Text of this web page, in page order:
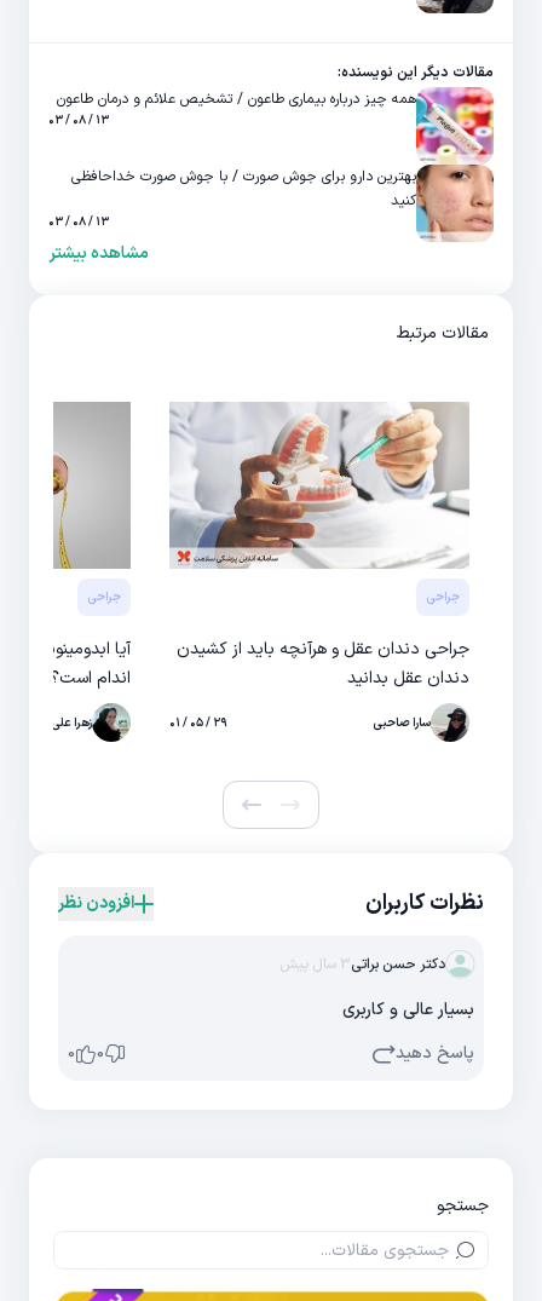
مقالات دیگر این نویسنده:
همه چیز درباره بیماری طاعون / تشخیص علائم و درمان طاعون
۱۳ / ۰۸ / ۰۳
بهترین دارو برای جوش صورت / با جوش صورت خداحافظی
کنید
۱۳ / ۰۸ / ۰۳
مشاهده بیشتر
مقالات مرتبط
جراحی
جراحی دندان عقل و هرآنچه باید از کشیدن
دندان عقل بدانید
سارا صاحبی ۲۹ / ۰۵ / ۰۱
جراحی
آیا
اندام است؟
زهرا علی‌دوست
نظرات کاربران افزودن نظر
دکتر حسن براتی3 سال پیش
بسیار عالی و کاربری
پاسخ دهید
0
0
جستجو